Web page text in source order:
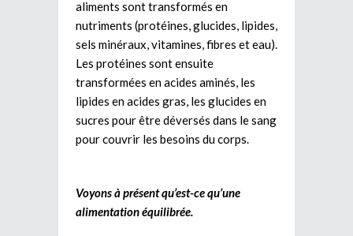
aliments sont transformés en
nutriments (protéines, glucides, lipides,
sels minéraux, vitamines, fibres et eau).
Les protéines sont ensuite
transformées en acides aminés, les
lipides en acides gras, les glucides en
sucres pour être déversés dans le sang
pour couvrir les besoins du corps.
Voyons à présent qu’est-ce qu’une
alimentation équilibrée.